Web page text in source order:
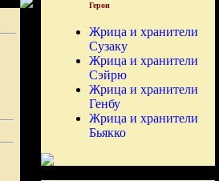
Герои
Жрица и хранители
Сузаку
Жрица и хранители
Сэйрю
Жрица и хранители
Генбу
Жрица и хранители
Бьякко